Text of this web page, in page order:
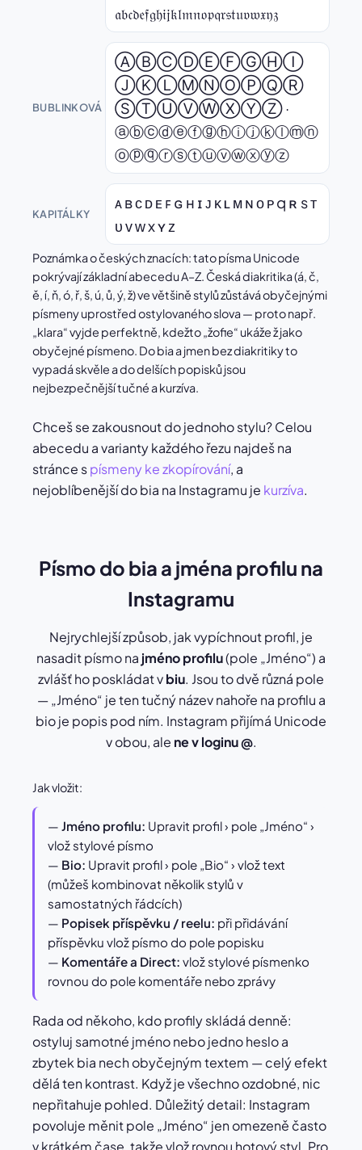
𝔞𝔟𝔠𝔡𝔢𝔣𝔤𝔥𝔦𝔧𝔨𝔩𝔪𝔫𝔬𝔭𝔮𝔯𝔰𝔱𝔲𝔳𝔴𝔵𝔶𝔷
BUBLINKOVÁ
ⒶⒷⒸⒹⒺⒻⒼⒽⒾ
ⒿⓀⓁⓂⓃⓄⓅⓆⓇ
ⓈⓉⓊⓋⓌⓍⓎⓏ ·
ⓐⓑⓒⓓⓔⓕⓖⓗⓘⓙⓚⓛⓜⓝ
ⓞⓟⓠⓡⓢⓣⓤⓥⓦⓧⓨⓩ
KAPITÁLKY
ᴀ ʙ ᴄ ᴅ ᴇ ꜰ ɢ ʜ ɪ ᴊ ᴋ ʟ ᴍ ɴ ᴏ ᴘ q ʀ s ᴛ
ᴜ ᴠ ᴡ x ʏ ᴢ
Poznámka o českých znacích: tato písma Unicode
pokrývají základní abecedu A–Z. Česká diakritika (á, č,
ě, í, ň, ó, ř, š, ú, ů, ý, ž) ve většině stylů zůstává obyčejnými
písmeny uprostřed ostylovaného slova — proto např.
„klara“ vyjde perfektně, kdežto „žofie“ ukáže ž jako
obyčejné písmeno. Do bia a jmen bez diakritiky to
vypadá skvěle a do delších popisků jsou
nejbezpečnější tučné a kurzíva.
Chceš se zakousnout do jednoho stylu? Celou
abecedu a varianty každého řezu najdeš na
stránce spísmeny ke zkopírování, a
nejoblíbenější do bia na Instagramu je kurzíva.
Písmo do bia a jména profilu na
Instagramu
Nejrychlejší způsob, jak vypíchnout profil, je
nasadit písmo na jméno profilu(pole „Jméno“) a
zvlášť ho poskládat vbiu. Jsou to dvě různá pole
— „Jméno“ je ten tučný název nahoře na profilu a
bio je popis pod ním. Instagram přijímá Unicode
v obou, ale ne v loginu @.
Jak vložit:
— Jméno profilu: Upravit profil › pole „Jméno“ ›
vlož stylové písmo
— Bio: Upravit profil › pole „Bio“ › vlož text
(můžeš kombinovat několik stylů v
samostatných řádcích)
— Popisek příspěvku / reelu: při přidávání
příspěvku vlož písmo do pole popisku
— Komentáře a Direct: vlož stylové písmenko
rovnou do pole komentáře nebo zprávy
Rada od někoho, kdo profily skládá denně:
ostyluj samotné jméno nebo jedno heslo a
zbytek bia nech obyčejným textem — celý efekt
dělá ten kontrast. Když je všechno ozdobné, nic
nepřitahuje pohled. Důležitý detail: Instagram
povoluje měnit pole „Jméno“ jen omezeně často
v krátkém čase, takže vlož rovnou hotový styl. Pro